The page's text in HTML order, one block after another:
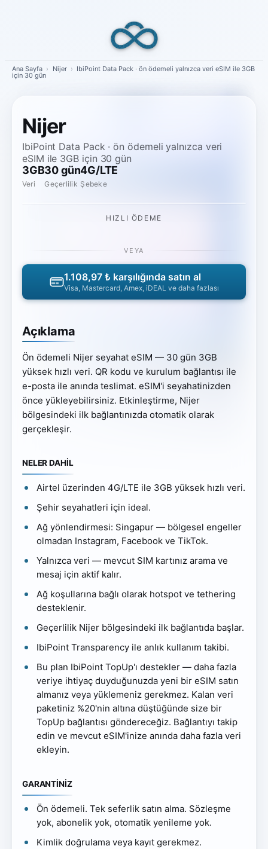
Ana Sayfa › Nijer › IbiPoint Data Pack · ön ödemeli yalnızca veri eSIM ile 3GB
için 30 gün
Nijer
IbiPoint Data Pack · ön ödemeli yalnızca veri
eSIM ile 3GB için 30 gün
3GB
Veri
30 gün
Geçerlilik
4G/LTE
Şebeke
Açıklama
Ön ödemeli Nijer seyahat eSIM — 30 gün 3GB
yüksek hızlı veri. QR kodu ve kurulum bağlantısı ile
e-posta ile anında teslimat. eSIM'i seyahatinizden
önce yükleyebilirsiniz. Etkinleştirme, Nijer
bölgesindeki ilk bağlantınızda otomatik olarak
gerçekleşir.
NELER DAHİL
Airtel üzerinden 4G/LTE ile 3GB yüksek hızlı veri.
Şehir seyahatleri için ideal.
Ağ yönlendirmesi: Singapur — bölgesel engeller
olmadan Instagram, Facebook ve TikTok.
Yalnızca veri — mevcut SIM kartınız arama ve
mesaj için aktif kalır.
Ağ koşullarına bağlı olarak hotspot ve tethering
desteklenir.
Geçerlilik Nijer bölgesindeki ilk bağlantıda başlar.
IbiPoint Transparency ile anlık kullanım takibi.
Bu plan IbiPoint TopUp'ı destekler — daha fazla
veriye ihtiyaç duyduğunuzda yeni bir eSIM satın
almanız veya yüklemeniz gerekmez. Kalan veri
paketiniz %20'nin altına düştüğünde size bir
TopUp bağlantısı göndereceğiz. Bağlantıyı takip
edin ve mevcut eSIM'inize anında daha fazla veri
ekleyin.
GARANTİNİZ
Ön ödemeli. Tek seferlik satın alma. Sözleşme
yok, abonelik yok, otomatik yenileme yok.
Kimlik doğrulama veya kayıt gerekmez.
HIZLI ÖDEME
VEYA
1.108,97 ₺ karşılığında satın al
Visa, Mastercard, Amex, iDEAL ve daha fazlası